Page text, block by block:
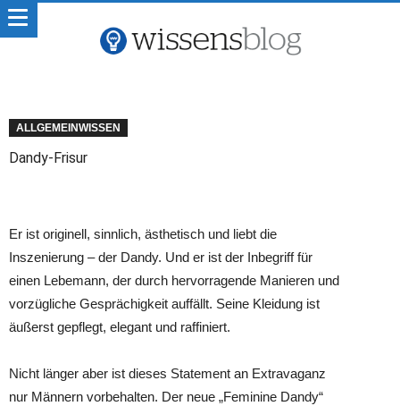
ALLGEMEINWISSEN
Dandy-Frisur
Er ist originell, sinnlich, ästhetisch und liebt die
Inszenierung – der Dandy. Und er ist der Inbegriff für
einen Lebemann, der durch hervorragende Manieren und
vorzügliche Gesprächigkeit auffällt. Seine Kleidung ist
äußerst gepflegt, elegant und raffiniert.
Nicht länger aber ist dieses Statement an Extravaganz
nur Männern vorbehalten. Der neue „Feminine Dandy“